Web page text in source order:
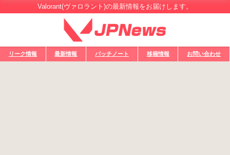
Valorant(ヴァロラント)の最新情報をお届けします。
リーク情報 最新情報 パッチノート 移籍情報 お問い合わせ